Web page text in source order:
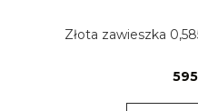
Złota zawieszka